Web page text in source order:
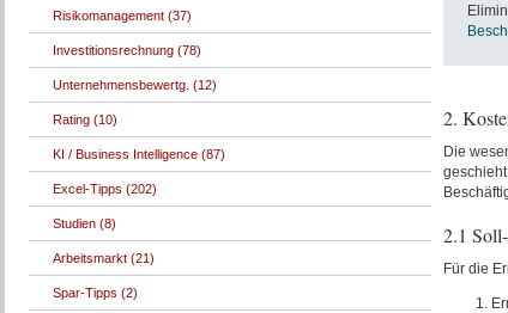
2.
Die
2.1
Für die
Risikomanagement (37)
Investitionsrechnung (78)
Unternehmensbewertg. (12)
Rating (10)
KI / Business Intelligence (87)
Excel-Tipps (202)
Studien (8)
Arbeitsmarkt (21)
Spar-Tipps (2)